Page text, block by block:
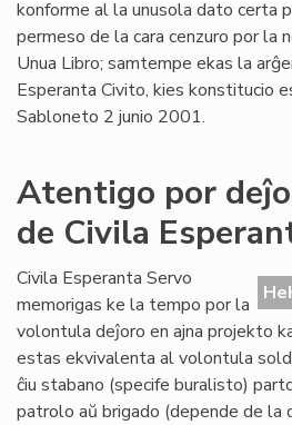
konforme al la unusola dato certa
permeso de la cara cenzuro por la
Unua Libro; samtempe ekas la
Esperanta Civito, kies konstitucio
Sabloneto 2 junio 2001.
Atentigo por
de Civila
Civila Esperanta Servo
memorigas ke la tempo por la
volontula deĵoro en ajna projekto
estas ekvivalenta al volontula
ĉiu stabano (specife buralisto)
patrolo aŭ brigado (depende de la